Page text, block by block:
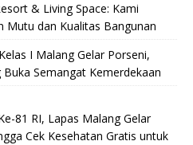
& Living Space: Kami
Mutu dan Kualitas Bangunan
I Malang Gelar Porseni,
Semangat Kemerdekaan
81 RI, Lapas Malang Gelar
Cek Kesehatan Gratis untuk